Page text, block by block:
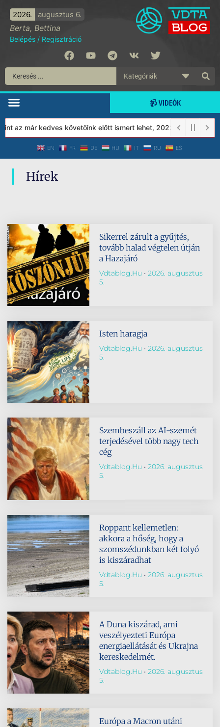
2026. augusztus 6.
Berta, Bettina
Belépés / Regisztráció
📹 VIDEÓK
az már kedves követőink előtt ismert lehet, 2023-tól a Védett
EN FR DE HU IT RU ES
Hírek
Sikerrel zárult a gyűjtés,
tovább halad végtelen útján
a Hazajáró
Vdtablog.hu
2026. augusztus
5.
Isten haragja
Vdtablog.hu
2026. augusztus
5.
Szembeszáll az AI-szemét
terjedésével több nagy tech
cég
Vdtablog.hu
2026. augusztus
5.
Roppant kellemetlen:
akkora a hőség, hogy a
szomszédunkban két folyó
is kiszáradhat
Vdtablog.hu
2026. augusztus
5.
A Duna kiszárad, ami
veszélyezteti Európa
energiaellátását és Ukrajna
kereskedelmét.
Vdtablog.hu
2026. augusztus
5.
Európa a Macron utáni